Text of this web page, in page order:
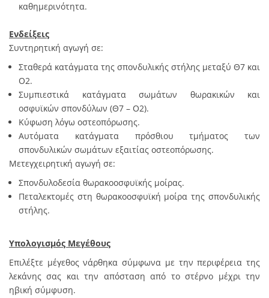
καθημερινότητα.
Ενδείξεις
Συντηρητική αγωγή σε:
Σταθερά κατάγματα της σπονδυλικής στήλης μεταξύ Θ7 και
Ο2.
Συμπιεστικά κατάγματα σωμάτων θωρακικών και
οσφυϊκών σπονδύλων (Θ7 – Ο2).
Κύφωση λόγω οστεοπόρωσης.
Αυτόματα κατάγματα πρόσθιου τμήματος των
σπονδυλικών σωμάτων εξαιτίας οστεοπόρωσης.
Μετεγχειρητική αγωγή σε:
Σπονδυλοδεσία θωρακοοσφυϊκής μοίρας.
Πεταλεκτομές στη θωρακοοσφυϊκή μοίρα της σπονδυλικής
στήλης.
Υπολογισμός Μεγέθους
Επιλέξτε μέγεθος νάρθηκα σύμφωνα με την περιφέρεια της
λεκάνης σας και την απόσταση από το στέρνο μέχρι την
ηβική σύμφυση.